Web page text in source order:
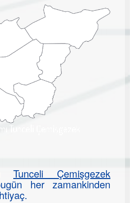
Tunceli Çemişgezek
Tunceli Çemişgezek
her zamankinden